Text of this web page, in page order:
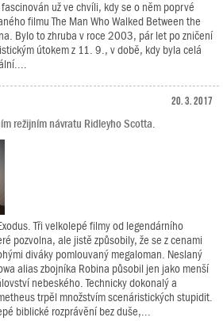
už ve chvíli, kdy se o něm poprvé
filmu The Man Who Walked Between the
Bylo to zhruba v roce 2003, pár let po zničení
útokem z 11. 9., v době, kdy byla celá
20. 3. 2017
režijním návratu Ridleyho Scotta.
Tři velkolepé filmy od legendárního
pozvolna, ale jistě způsobily, že se z cenami
diváky pomlouvaný megaloman. Neslaný
alias zbojníka Robina působil jen jako menší
nebeského. Technicky dokonalý a
trpěl množstvím scenáristických stupidit.
biblické rozprávění bez duše,...